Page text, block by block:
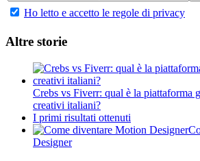
Ho letto e accetto le regole di privacy
Altre storie
Crebs vs Fiverr: qual è la piattaforma
creativi italiani?
I primi risultati ottenuti
Designer